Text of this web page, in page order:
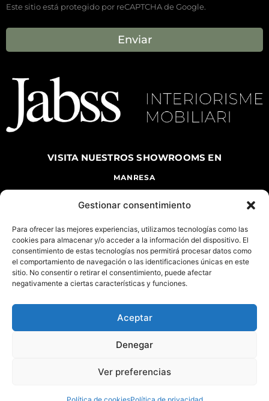
Gestionar consentimiento
Para ofrecer las mejores experiencias, utilizamos tecnologías como las
cookies para almacenar y/o acceder a la información del dispositivo. El
consentimiento de estas tecnologías nos permitirá procesar datos como
el comportamiento de navegación o las identificaciones únicas en este
sitio. No consentir o retirar el consentimiento, puede afectar
negativamente a ciertas características y funciones.
Aceptar
Denegar
Ver preferencias
Este sitio está protegido por reCAPTCHA de Google.
Enviar
VISITA NUESTROSSHOWROOMS EN
MANRESA
TEL. 938735266
DE LUNES A VIERNES DE 9 A 13 H Y DE 16 A
SÁBADO DE 10 A 14 H
BARCELONA
(EXPOSICIÓN DE SISTEMAS DE DESCANSO Y CITAS PREVIAS
DE INTERIORISMO)
CARRER PAU CLARÍS, 171 BARCELONA, 08037
TEL. 938252508